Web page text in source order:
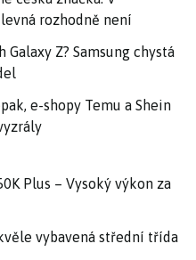
rozhodně není
Z? Samsung chystá
e-shopy Temu a Shein
Plus – Vysoký výkon za
vybavená střední třída